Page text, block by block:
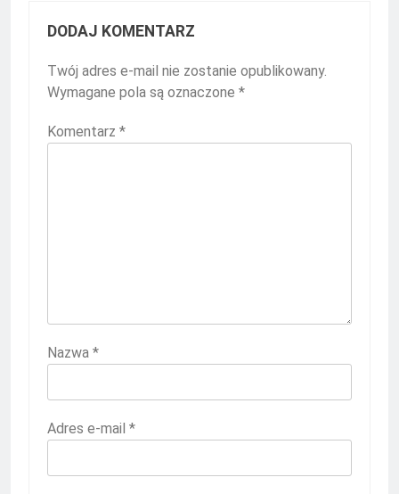
DODAJ KOMENTARZ
Twój adres e-mail nie zostanie opublikowany.
Wymagane pola są oznaczone *
Komentarz *
Nazwa *
Adres e-mail *